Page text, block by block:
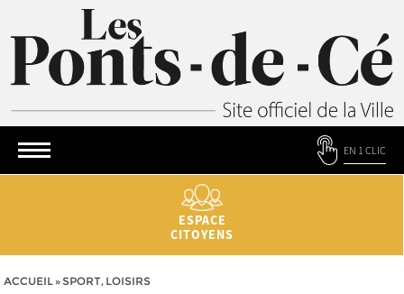
EN 1 CLIC
ESPACE
CITOYENS
ACCUEIL» SPORT, LOISIRS